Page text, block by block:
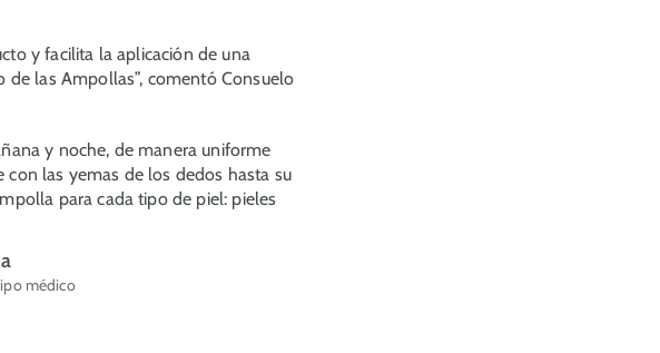
y facilita la aplicación de una
de las Ampollas”, comentó Consuelo
y noche, de manera uniforme
las yemas de los dedos hasta su
para cada tipo de piel: pieles
médico